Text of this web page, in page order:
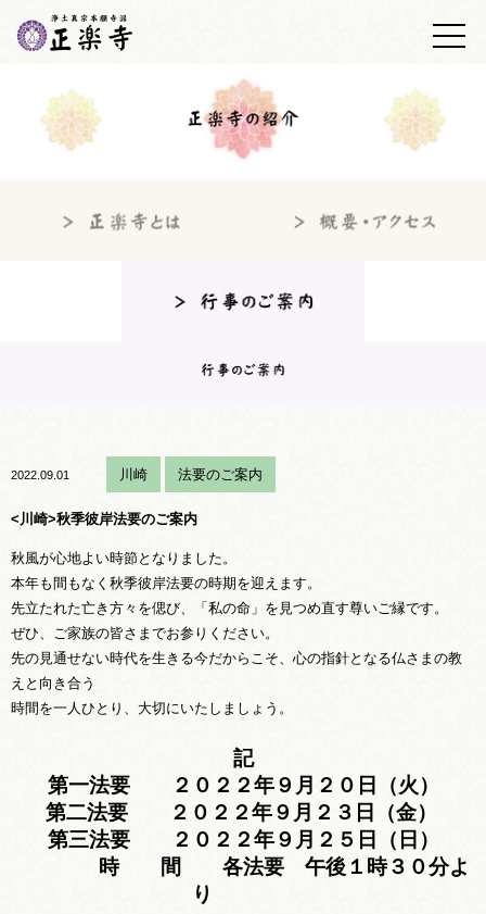
トップ
浄土真宗について
お問い合わせ
2022.09.01 川崎 法要のご案内
<川崎>秋季彼岸法要のご案内
秋風が心地よい時節となりました。
本年も間もなく秋季彼岸法要の時期を迎えます。
先立たれた亡き方々を偲び、「私の命」を見つめ直す尊いご縁です。
ぜひ、ご家族の皆さまでお参りください。
先の見通せない時代を生きる今だからこそ、心の指針となる仏さまの教
えと向き合う
時間を一人ひとり、大切にいたしましょう。
記
第一法要 ２０２２年９月２０日（火）
第二法要 ２０２２年９月２３日（金）
第三法要 ２０２２年９月２５日（日）
時 間 各法要 午後１時３０分よ
り